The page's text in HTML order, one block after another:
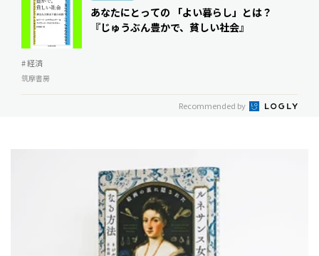
あなたにとっての 「よい暮らし」とは？
『じゅうぶん豊かで、貧しい社会』
# 経済
筑摩書房
Recommended by